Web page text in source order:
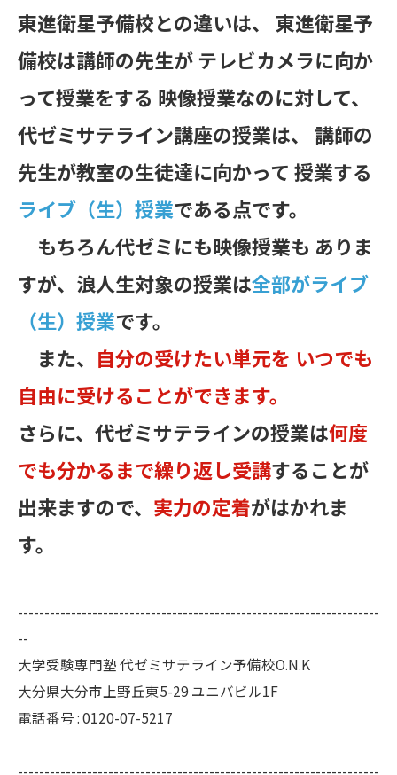
東進衛星予備校との違いは、 東進衛星予
備校は講師の先生が テレビカメラに向か
って授業をする 映像授業なのに対して、
代ゼミサテライン講座の授業は、 講師の
先生が教室の生徒達に向かって 授業する
ライブ（生）授業である点です。
もちろん代ゼミにも映像授業も ありま
すが、浪人生対象の授業は全部がライブ
（生）授業です。
また、 自分の受けたい単元を いつでも
自由に受けることができます。
さらに、代ゼミサテラインの授業は何度
でも分かるまで繰り返し受講することが
出来ますので、 実力の定着がはかれま
す。
--------------------------------------------------------------------
--
大学受験専門塾 代ゼミサテライン予備校O.N.K
大分県大分市上野丘東5-29 ユニバビル1F
電話番号 : 0120-07-5217
--------------------------------------------------------------------